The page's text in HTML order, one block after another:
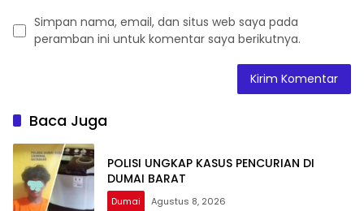
Simpan nama, email, dan situs web saya pada
peramban ini untuk komentar saya berikutnya.
Baca Juga
POLISI UNGKAP KASUS PENCURIAN DI
DUMAI BARAT
Dumai Agustus 8, 2026